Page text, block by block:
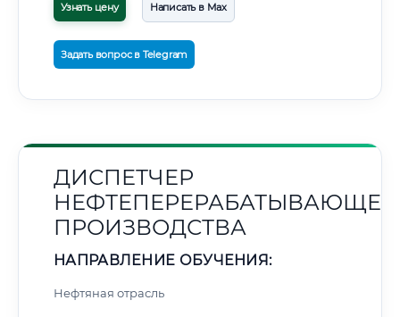
Узнать цену Написать в Max
Задать вопрос в Telegram
ДИСПЕТЧЕР
ПРОИЗВОДСТВА
НАПРАВЛЕНИЕ ОБУЧЕНИЯ:
Нефтяная отрасль